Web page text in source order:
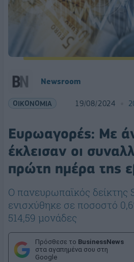
Newsroom
ΟΙΚΟΝΟΜΙΑ 19/08/2024
Ευρωαγορές: Με
έκλεισαν οι
πρώτη ημέρα της
Ο πανευρωπαϊκός δείκτης
ενισχύθηκε σε ποσοστό
514,59 μονάδες
Πρόσθεσε το BusinessNews
στα αγαπημένα σου στη
Google